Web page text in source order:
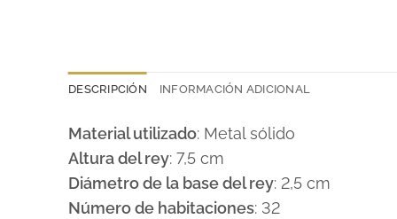
DESCRIPCIÓN INFORMACIÓN ADICIONAL
Material utilizado: Metal sólido
Altura del rey: 7,5 cm
Diámetro de la base del rey: 2,5 cm
Número de habitaciones: 32